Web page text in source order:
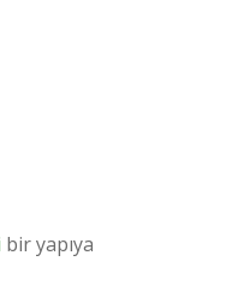
bir yapıya